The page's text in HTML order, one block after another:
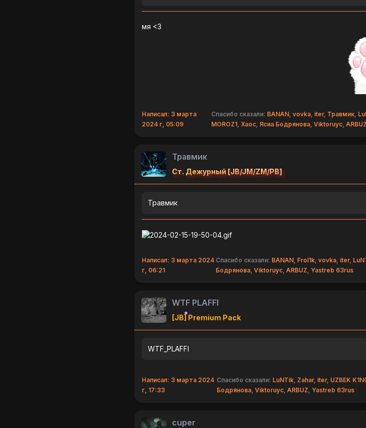
мя <3
Написал: 3 марта
2024 г, 05:09
Спасибо сказали: BANAN, vovka, iter, Травмик,
MOROZ1, Хаос, Ясиа Бодрянова, Viktoruyc, ARBUZ
Травмик
Ст. Дежурный [JB/JM/ZM/PB]
Травмик
Написал: 3 марта 2024
г, 06:21
Спасибо сказали: BANAN, Frol1k,vovka, iter,
Бодрянова,Viktoruyc,ARBUZ, Yastreb 63rus
WTF PLAFFI
[JB] Premium Pack
WTF_PLAFFI
Написал: 3 марта 2024
г, 17:33
Спасибо сказали: LuNTik, Zahar, iter, UZBEK
Бодрянова, Viktoruyc, ARBUZ, Yastreb 63rus
cuper